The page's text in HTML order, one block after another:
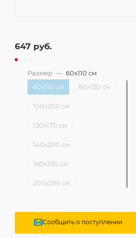
647 руб.
Размер — 60x110 см
60x110 см
80x150 см
100x200 см
120x170 см
140x200 см
160x230 см
200x290 см
Сообщить о поступлении